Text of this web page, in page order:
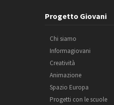
Progetto Giovani
Chi siamo
Informagiovani
Creatività
Animazione
Spazio Europa
Progetti con le scuole